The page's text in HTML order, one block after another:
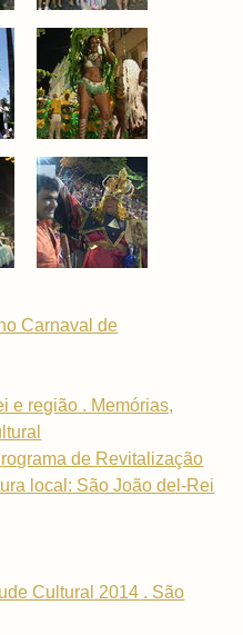
Carnaval de
e região . Memórias,
de Revitalização
local: São João del-Rei
Cultural 2014 . São